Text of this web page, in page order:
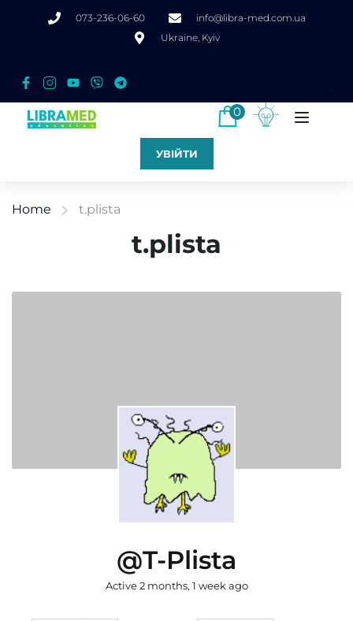
073-236-06-60
info@libra-med.com.ua
Ukraine, Kyiv
0
УВІЙТИ
Home t.plista
t.plista
@t-Plista
Active 2 months, 1 week ago